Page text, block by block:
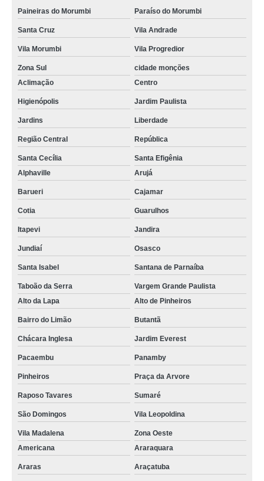
Paineiras do Morumbi Paraíso do Morumbi
Santa Cruz Vila Andrade
Vila Morumbi Vila Progredior
Zona Sul
cidade monções
Aclimação
Centro
Higienópolis Jardim Paulista
Jardins Liberdade
Região Central República
Santa Cecília
Santa Efigênia
Alphaville
Arujá
Barueri Cajamar
Cotia Guarulhos
Itapevi Jandira
Jundiaí Osasco
Santa Isabel Santana de Parnaíba
Taboão da Serra
Vargem Grande Paulista
Alto da Lapa
Alto de Pinheiros
Bairro do Limão Butantã
Chácara Inglesa Jardim Everest
Pacaembu Panamby
Pinheiros Praça da Arvore
Raposo Tavares Sumaré
São Domingos Vila Leopoldina
Vila Madalena
Zona Oeste
Americana
Araraquara
Araras Araçatuba